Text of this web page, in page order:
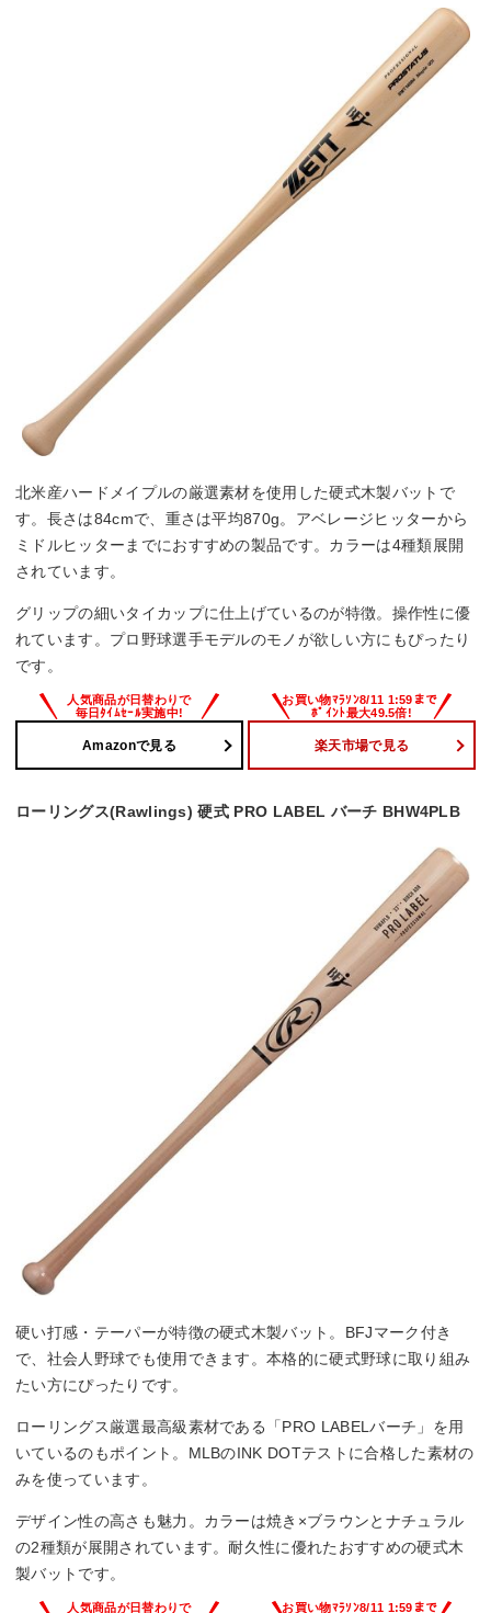
北米産ハードメイプルの厳選素材を使用した硬式木製バットで
す。長さは84cmで、重さは平均870g。アベレージヒッターから
ミドルヒッターまでにおすすめの製品です。カラーは4種類展開
されています。
グリップの細いタイカップに仕上げているのが特徴。操作性に優
れています。プロ野球選手モデルのモノが欲しい方にもぴったり
です。
Amazonで見る 楽天市場で見る
ローリングス(Rawlings) 硬式 PRO LABEL バーチ BHW4PLB
硬い打感・テーパーが特徴の硬式木製バット。BFJマーク付き
で、社会人野球でも使用できます。本格的に硬式野球に取り組み
たい方にぴったりです。
ローリングス厳選最高級素材である「PRO LABELバーチ」を用
いているのもポイント。MLBのINK DOTテストに合格した素材の
みを使っています。
デザイン性の高さも魅力。カラーは焼き×ブラウンとナチュラル
の2種類が展開されています。耐久性に優れたおすすめの硬式木
製バットです。